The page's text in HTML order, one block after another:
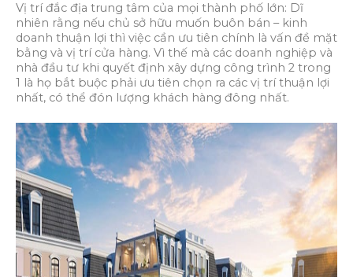
Vị trí đắc địa trung tâm của mọi thành phố lớn: Dĩ
nhiên rằng nếu chủ sở hữu muốn buôn bán – kinh
doanh thuận lợi thì việc cần ưu tiên chính là vấn đề mặt
bằng và vị trí cửa hàng. Vì thế mà các doanh nghiệp và
nhà đầu tư khi quyết định xây dựng công trình 2 trong
1 là họ bắt buộc phải ưu tiên chọn ra các vị trí thuận lợi
nhất, có thể đón lượng khách hàng đông nhất.